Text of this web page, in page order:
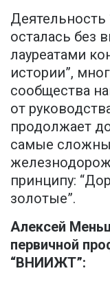
осталась без
лауреатами
истории”,
сообщества
от
продолжает
самые
принципу:
золотые”.
Алексей
первичной
“ВНИИЖТ”: